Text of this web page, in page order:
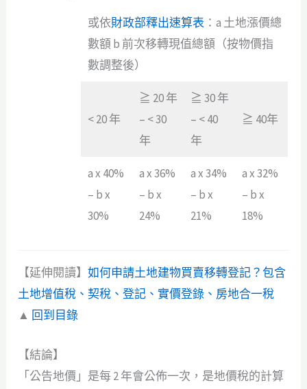
或依財政部釋出速算表 ：a 土地漲價總
數額 b 前次移轉現值總額（按物價指
數調整後）
< 20 年
≧ 20 年
– < 30
年
≧ 30 年
– < 40
年
≧ 40年
a x 40%
– b x
30%
a x 36%
– b x
24%
a x 34%
– b x
21%
a x 32%
– b x
18%
【延伸閱讀】如何申請土地建物買賣移轉登記？包含
土地增值稅、契稅、登記、實價登錄、房地合一稅
▲ 回到目錄
【結論】
「公告地價」是每 2 年會公佈一次，是地價稅的計算